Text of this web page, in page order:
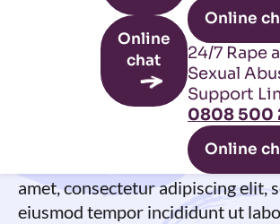
Online
chat
Online
24/7 Rape
Sexual
Support
0808 500
Online
Article title
Intro text. Lorem ipsum dolor sit
consectetur adipiscing elit, sed do
tempor incididunt ut labore et
aliqua. Ut enim ad minim. Lorem
amet, consectetur adipiscing elit,
eiusmod tempor incididunt ut